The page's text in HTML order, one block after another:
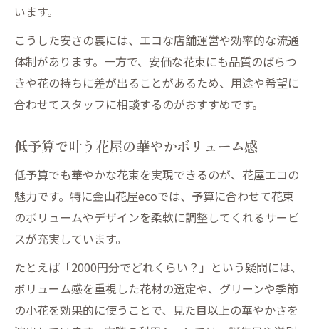
花屋のエコ利用で得するポイント一覧
花屋エコが選ばれる理由と利便性とは
花屋業界の将来性とエコの役割を考察
花屋業界の将来性とエコの影響分析
エコな花屋が今後求められる理由とは
花屋の廃業率から見る今後の課題解説
エコ視点で考える花屋業界の可能性
活用増えるエコ花屋の最新動向まとめ
近年注目のエコ花屋の市場動向とは
花屋エコの活用事例と人気の理由
花屋業界で広がるエコ志向の最新事情
います。
こうした安さの裏には、エコな店舗運営や効率的な流通
体制があります。一方で、安価な花束にも品質のばらつ
きや花の持ちに差が出ることがあるため、用途や希望に
合わせてスタッフに相談するのがおすすめです。
低予算で叶う花屋の華やかボリューム感
低予算でも華やかな花束を実現できるのが、花屋エコの
魅力です。特に金山花屋ecoでは、予算に合わせて花束
のボリュームやデザインを柔軟に調整してくれるサービ
スが充実しています。
たとえば「2000円分でどれくらい？」という疑問には、
ボリューム感を重視した花材の選定や、グリーンや季節
の小花を効果的に使うことで、見た目以上の華やかさを